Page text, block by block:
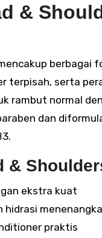
&
berbagai
terpisah, serta
rambut normal
dan
&
ekstra kuat
hidrasi
praktis